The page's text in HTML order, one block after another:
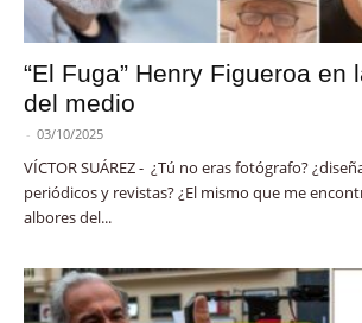
“El Fuga” Henry Figueroa en
del medio
- 03/10/2025
VÍCTOR SUÁREZ - ¿Tú no eras fotógrafo?
periódicos y revistas? ¿El mismo que me
albores del...